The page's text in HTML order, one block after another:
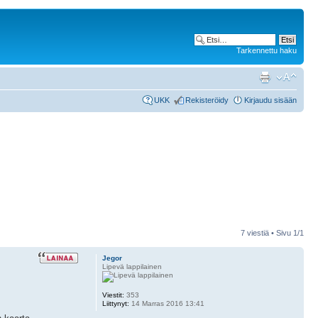
Tarkennettu haku
UKK Rekisteröidy Kirjaudu sisään
7 viestiä • Sivu 1/1
Jegor
Lipevä lappilainen
Viestit: 353
Liittynyt: 14 Marras 2016 13:41